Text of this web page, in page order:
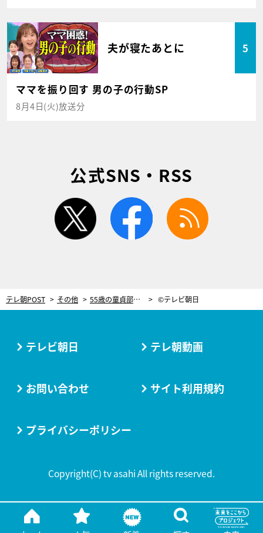
夫が寝たあとに 5
ママを振り回す 男の子の行動SP
8月4日(火)放送分
公式SNS・RSS
twitter facebook
テレ朝POST その他 55歳の童貞部長を演じる高橋克実が『オトナ高校』で一足先に済ませた“初体験”は？ ©テレビ朝日
テレビ朝日 テレ朝動画
お問い合わせ サイト利用規約
プライバシーポリシー
Copyright(C) tv asahi All rights reserved.